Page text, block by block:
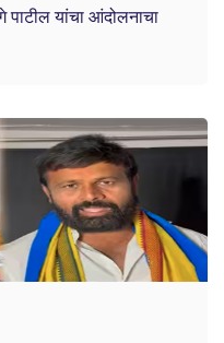
पाटील यांचा आंदोलनाचा